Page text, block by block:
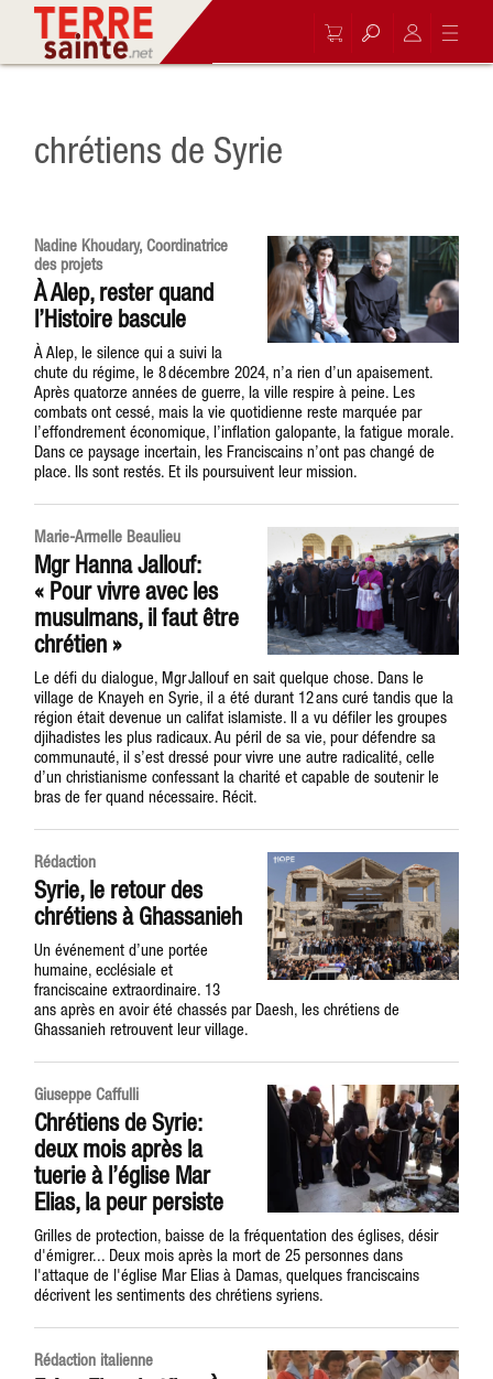
chrétiens de Syrie
Nadine Khoudary, Coordinatrice
des projets
À Alep, rester quand
l’Histoire bascule
À Alep, le silence qui a suivi la
chute du régime, le 8 décembre 2024, n’a rien d’un apaisement.
Après quatorze années de guerre, la ville respire à peine. Les
combats ont cessé, mais la vie quotidienne reste marquée par
l’effondrement économique, l’inflation galopante, la fatigue morale.
Dans ce paysage incertain, les Franciscains n’ont pas changé de
place. Ils sont restés. Et ils poursuivent leur mission.
Marie-Armelle Beaulieu
Mgr Hanna Jallouf:
« Pour vivre avec les
musulmans, il faut être
chrétien »
Le défi du dialogue, Mgr Jallouf en sait quelque chose. Dans le
village de Knayeh en Syrie, il a été durant 12 ans curé tandis que la
région était devenue un califat islamiste. Il a vu défiler les groupes
djihadistes les plus radicaux. Au péril de sa vie, pour défendre sa
communauté, il s’est dressé pour vivre une autre radicalité, celle
d’un christianisme confessant la charité et capable de soutenir le
bras de fer quand nécessaire. Récit.
Rédaction
Syrie, le retour des
chrétiens à Ghassanieh
Un événement d’une portée
humaine, ecclésiale et
franciscaine extraordinaire. 13
ans après en avoir été chassés par Daesh, les chrétiens de
Ghassanieh retrouvent leur village.
Giuseppe Caffulli
Chrétiens de Syrie:
deux mois après la
tuerie à l’église Mar
Elias, la peur persiste
Grilles de protection, baisse de la fréquentation des églises, désir
d'émigrer... Deux mois après la mort de 25 personnes dans
l'attaque de l'église Mar Elias à Damas, quelques franciscains
décrivent les sentiments des chrétiens syriens.
Rédaction italienne